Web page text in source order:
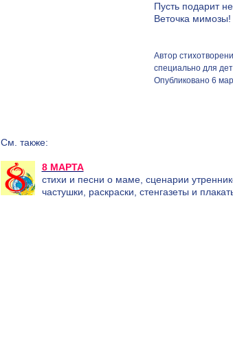
Пусть подарит
Веточка мимозы!
Автор
специально для
Опубликовано 6
См. также:
8 МАРТА
стихи и песни о маме, сценарии
частушки, раскраски, стенгазеты и